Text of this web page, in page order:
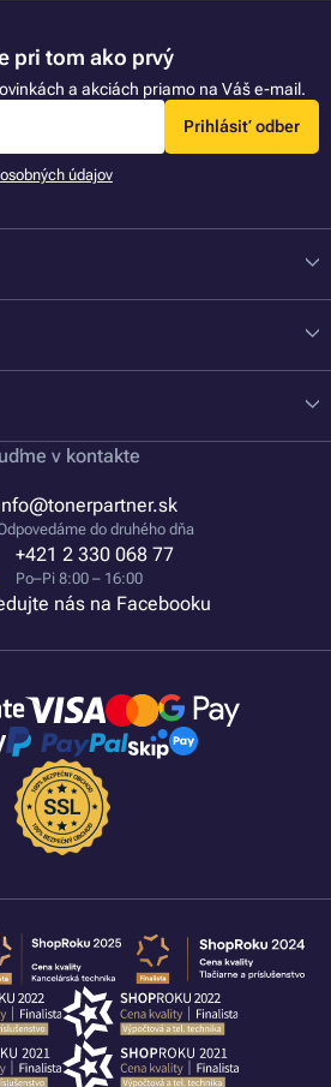
pri tom ako prvý
a akciách priamo na Váš e-mail.
Prihlásiť odber
osobných údajov
v kontakte
do druhého dňa
+421 2 330 068 77
Po–Pi 8:00 – 16:00
nás na Facebooku